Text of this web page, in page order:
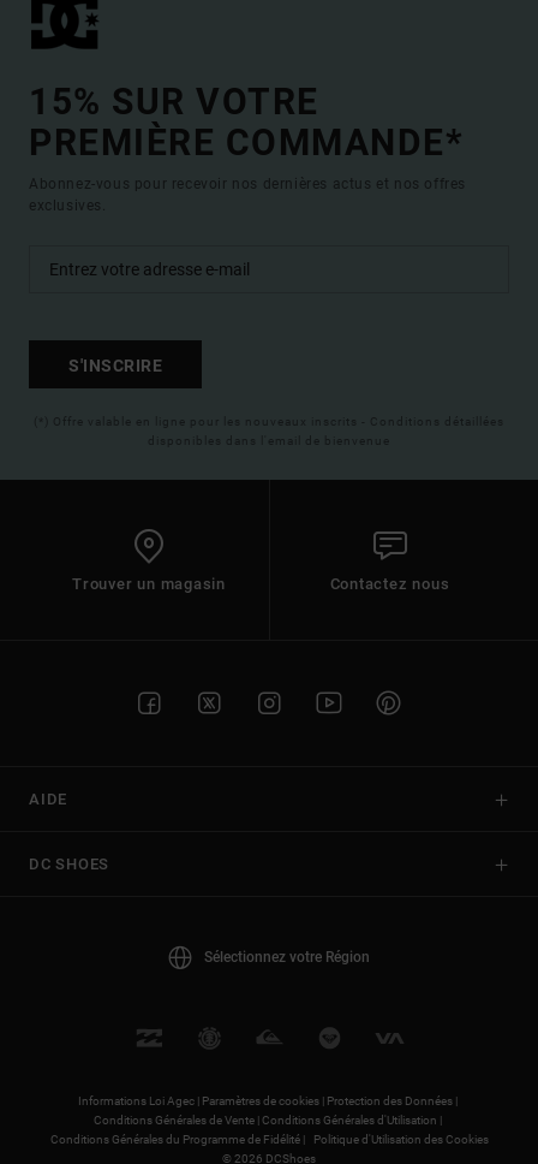
15% SUR VOTRE
PREMIÈRE COMMANDE*
Abonnez-vous pour recevoir nos dernières actus et nos offres
exclusives.
S'INSCRIRE
(*) Offre valable en ligne pour les nouveaux inscrits - Conditions détaillées
disponibles dans l'email de bienvenue
Trouver un magasin Contactez nous
AIDE
DC SHOES
Sélectionnez votre Région
Informations Loi Agec | Paramètres de cookies |
Protection des Données |
Conditions Générales de Vente | Conditions Générales d'Utilisation |
Conditions Générales du Programme de Fidélité |
Politique d'Utilisation des Cookies
© 2026 DCShoes